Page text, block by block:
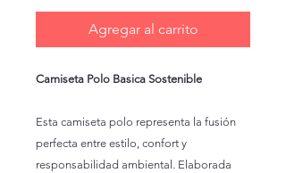
Agregar al carrito
Camiseta Polo Basica Sostenible
Esta camiseta polo representa la fusión
perfecta entre estilo, confort y
responsabilidad ambiental. Elaborada